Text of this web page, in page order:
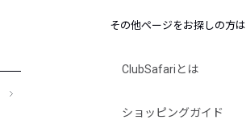
その他ページをお探しの方は
ClubSafariとは
ショッピングガイド